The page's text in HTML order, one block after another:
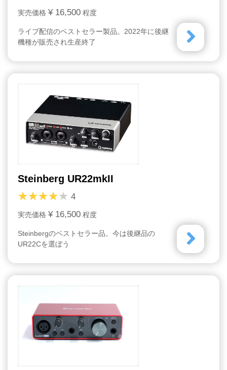
実売価格 ¥ 16,500 程度
ライブ配信のベストセラー製品。2022年に後継
機種が販売され生産終了
Steinberg UR22mkII
4
実売価格 ¥ 16,500 程度
Steinbergのベストセラー品。今は後継品の
UR22Cを選ぼう